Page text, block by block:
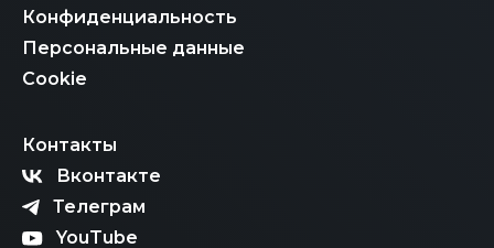
Конфиденциальность
Персональные данные
Cookie
Контакты
Вконтакте
Телеграм
YouTube